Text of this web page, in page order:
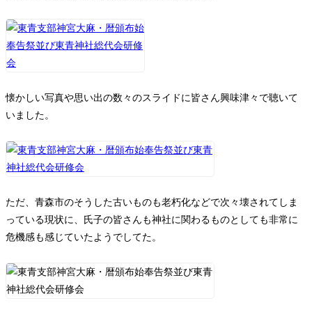
懐かしい写真や思い出の数々のスライドに皆さん興味津々で聴いて
いました。
ただ、青森市のそうした古いものも老朽化などで次々壊されてしま
っている現状に、氏子の皆さんも神社に関わるものとしても非常に
危機感も感じていたようでしてた。